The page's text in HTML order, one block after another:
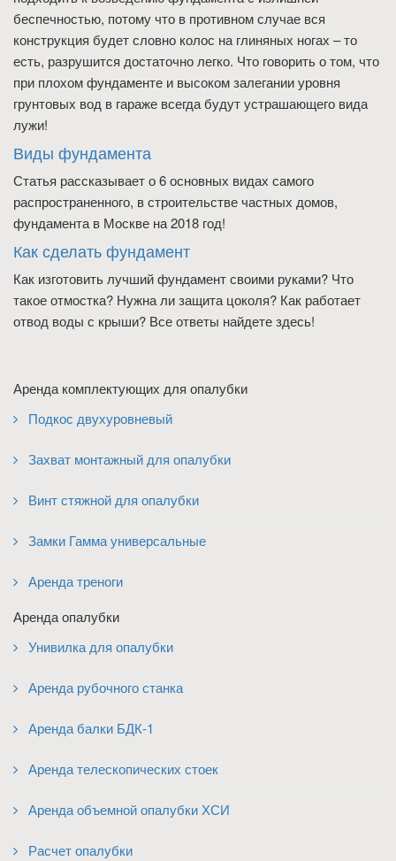
беспечностью, потому что в противном случае вся
конструкция будет словно колос на глиняных ногах – то
есть, разрушится достаточно легко. Что говорить о том, что
при плохом фундаменте и высоком залегании уровня
грунтовых вод в гараже всегда будут устрашающего вида
лужи!
Виды фундамента
Статья рассказывает о 6 основных видах самого
распространенного, в строительстве частных домов,
фундамента в Москве на 2018 год!
Как сделать фундамент
Как изготовить лучший фундамент своими руками? Что
такое отмостка? Нужна ли защита цоколя? Как работает
отвод воды с крыши? Все ответы найдете здесь!
Аренда комплектующих для опалубки
Подкос двухуровневый
Захват монтажный для опалубки
Винт стяжной для опалубки
Замки Гамма универсальные
Аренда треноги
Аренда опалубки
Унивилка для опалубки
Аренда рубочного станка
Аренда балки БДК-1
Аренда телескопических стоек
Аренда объемной опалубки ХСИ
Расчет опалубки